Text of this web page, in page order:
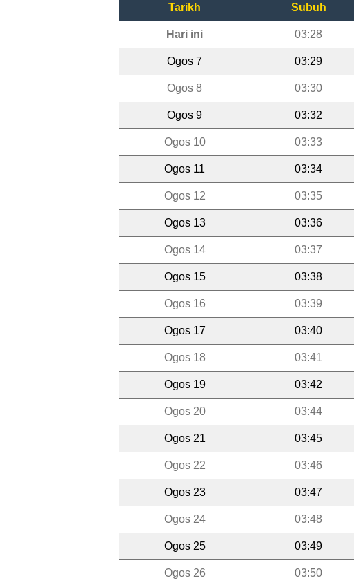
Tarikh Subuh
Hari ini 03:28
Ogos 7 03:29
Ogos 8 03:30
Ogos 9 03:32
Ogos 10 03:33
Ogos 11 03:34
Ogos 12 03:35
Ogos 13 03:36
Ogos 14 03:37
Ogos 15 03:38
Ogos 16 03:39
Ogos 17 03:40
Ogos 18 03:41
Ogos 19 03:42
Ogos 20 03:44
Ogos 21 03:45
Ogos 22 03:46
Ogos 23 03:47
Ogos 24 03:48
Ogos 25 03:49
Ogos 26 03:50